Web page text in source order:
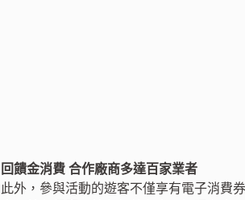
回饋金消費 合作廠商多達百家業者
此外，參與活動的遊客不僅享有電子消費